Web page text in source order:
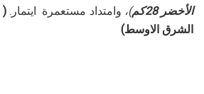
الأخضر 28كم )، وامتداد مستعمرة ايتمار.(
الشرق الاوسط)